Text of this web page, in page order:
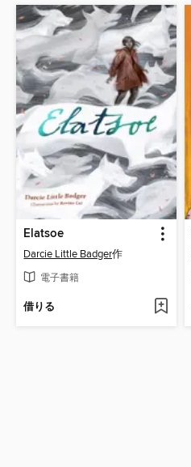
Elatsoe
Darcie Little Badger作
電子書籍
借りる